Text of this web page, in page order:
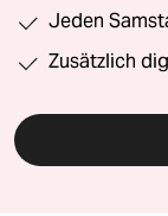
Jeden
Zusätzlich